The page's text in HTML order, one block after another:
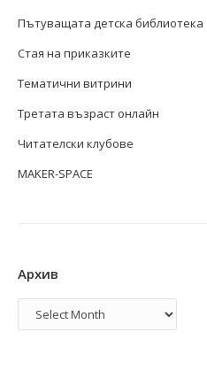
Пътуващата детска библиотека
Стая на приказките
Тематични витрини
Третата възраст онлайн
Читателски клубове
MAKER-SPACE
Архив
Архив